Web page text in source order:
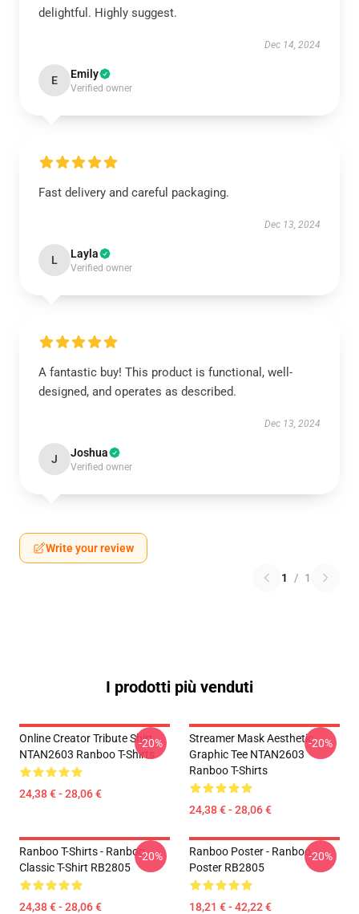
delightful. Highly suggest.
Dec 14, 2024
E Emily
Verified owner
Fast delivery and careful packaging.
Dec 13, 2024
L Layla
Verified owner
A fantastic buy! This product is functional, well-
designed, and operates as described.
Dec 13, 2024
J Joshua
Verified owner
Write your review
1 / 1
I prodotti più venduti
Online Creator Tribute Shirt
NTAN2603 Ranboo T-Shirts
24,38 € - 28,06 €
-20%
Streamer Mask Aesthetic
Graphic Tee NTAN2603
Ranboo T-Shirts
24,38 € - 28,06 €
-20%
Ranboo T-Shirts - Ranboo
Classic T-Shirt RB2805
24,38 € - 28,06 €
-20%
Ranboo Poster - Ranboo
Poster RB2805
18,21 € - 42,22 €
-20%